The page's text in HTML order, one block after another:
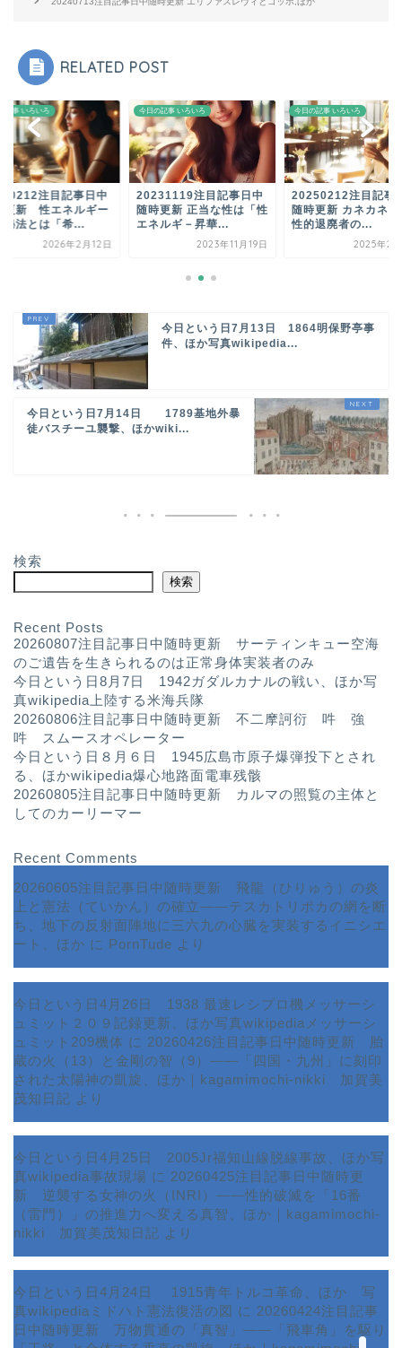
RELATED POST
記事 いろいろ
注目記事日中
更新 性エネルギー
秘法とは「希...
2026年2月12日
今日の記事 いろいろ
20231119注目記事日中
随時更新 正当な性は「性
エネルギ－昇華...
2023年11月19日
今日の記事 いろいろ
20250212注目記事
随時更新 カネカネ
性的退廃者の...
2025年2
今日という日7月13日 1864明保野亭事
件、ほか写真wikipedia...
今日という日7月14日 1789基地外暴
徒バスチーユ襲撃、ほかwiki...
検索
検索
Recent Posts
20260807注目記事日中随時更新 サーティンキュー空海
のご遺告を生きられるのは正常身体実装者のみ
今日という日8月7日 1942ガダルカナルの戦い、ほか写
真wikipedia上陸する米海兵隊
20260806注目記事日中随時更新 不二摩訶衍 吽 強
吽 スムースオペレーター
今日という日８月６日 1945広島市原子爆弾投下とされ
る、ほかwikipedia爆心地路面電車残骸
20260805注目記事日中随時更新 カルマの照覧の主体と
してのカーリーマー
Recent Comments
20260605注目記事日中随時更新 飛龍（ひりゅう）の炎
上と憲法（ていかん）の確立――テスカトリポカの網を断
ち、地下の反射面陣地に三六九の心臓を実装するイニシエ
ート、ほか に PornTude より
今日という日4月26日 1938 最速レシプロ機メッサーシ
ュミット２０９記録更新、ほか写真wikipediaメッサーシ
ュミット209機体 に 20260426注目記事日中随時更新 胎
蔵の火（13）と金剛の智（9）――「四国・九州」に刻印
された太陽神の凱旋、ほか｜kagamimochi-nikki 加賀美
茂知日記 より
今日という日4月25日 2005Jr福知山線脱線事故、ほか写
真wikipedia事故現場 に 20260425注目記事日中随時更
新 逆襲する女神の火（INRI）――性的破滅を「16番
（雷門）」の推進力へ変える真智、ほか｜kagamimochi-
nikki 加賀美茂知日記 より
今日という日4月24日 1915青年トルコ革命、ほか 写
真wikipediaミドハト憲法復活の図 に 20260424注目記事
日中随時更新 万物貫通の「真智」――「飛車角」を駆り
ホーム
サービス